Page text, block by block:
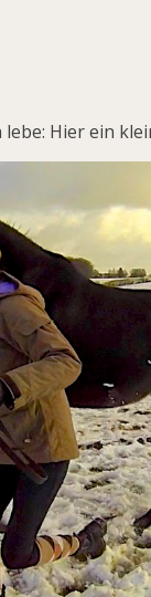
Hier ein